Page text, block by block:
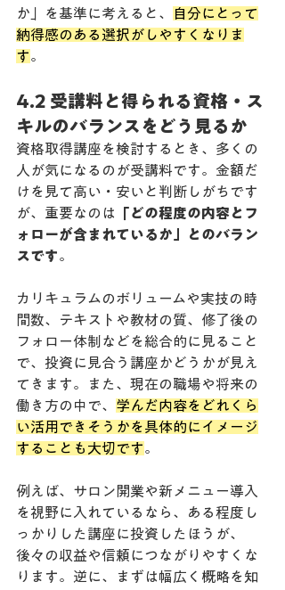
か」を基準に考えると、
自分にとって
納得感のある選択がしやすくなりま
す。
4.2 受講料と得られる資格・ス
キルのバランスをどう見るか
資格取得講座を検討するとき、多くの
人が気になるのが受講料です。金額だ
けを見て高い・安いと判断しがちです
が、重要なのは
「どの程度の内容とフ
ォローが含まれているか」とのバラン
スです。
カリキュラムのボリュームや実技の時
間数、テキストや教材の質、修了後の
フォロー体制などを総合的に見ること
で、投資に見合う講座かどうかが見え
てきます。また、現在の職場や将来の
働き方の中で、 学んだ内容をどれくら
い活用できそうかを具体的にイメージ
することも大切です。
例えば、サロン開業や新メニュー導入
を視野に入れているなら、ある程度し
っかりした講座に投資したほうが、
後々の収益や信頼につながりやすくな
ります。逆に、まずは幅広く概略を知